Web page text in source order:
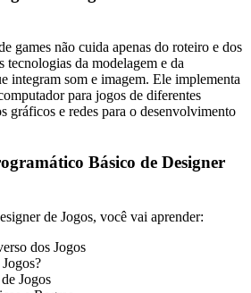
games não cuida apenas do roteiro e dos
tecnologias da modelagem e da
integram som e imagem. Ele implementa
para jogos de diferentes
gráficos e redes para o desenvolvimento
Básico de Designer
de Jogos, você vai aprender:
dos Jogos
Jogos